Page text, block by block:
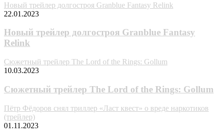
Новый трейлер долгостроя Granblue Fantasy Relink
22.01.2023
Новый трейлер долгостроя Granblue Fantasy
Relink
Сюжетный трейлер The Lord of the Rings: Gollum
10.03.2023
Сюжетный трейлер The Lord of the Rings: Gollum
Пётр Фёдоров снял триллер «Ласт квест» о вреде наркотиков
(трейлер)
01.11.2023